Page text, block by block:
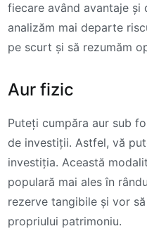
fiecare având avantaje și
analizăm mai departe
pe scurt și să rezumăm
Aur fizic
Puteți cumpăra aur sub
de investiții. Astfel, vă
investiția. Această
populară mai ales în
rezerve tangibile și vor
propriului patrimoniu.